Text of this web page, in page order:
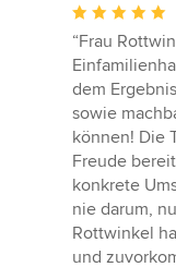
Bewertung:
5
von
5
Sternen
“Frau
dem
sowie
können! Die
Freude
konkrete
nie darum,
Rottwinkel
und